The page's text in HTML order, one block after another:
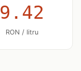
9.42
RON / litru